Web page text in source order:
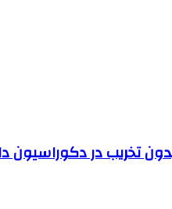
تخریب در دکوراسیون